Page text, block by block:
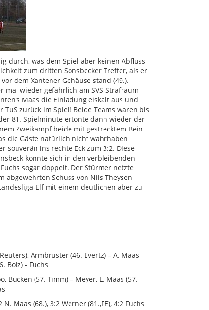
durch, was dem Spiel aber keinen Abfluss
zum dritten Sonsbecker Treffer, als er
dem Xantener Gehäuse stand (49.).
wieder gefährlich am SVS-Strafraum
Maas die Einladung eiskalt aus und
zurück im Spiel! Beide Teams waren bis
81. Spielminute ertönte dann wieder der
Zweikampf beide mit gestrecktem Bein
die Gäste natürlich nicht wahrhaben
souverän ins rechte Eck zum 3:2. Diese
konnte sich in den verbleibenden
sogar doppelt. Der Stürmer netzte
abgewehrten Schuss von Nils Theysen
Elf mit einem deutlichen aber zu
Armbrüster (46. Evertz) – A. Maas
Bolz) - Fuchs
Bücken (57. Timm) – Meyer, L. Maas (57.
Maas (68.), 3:2 Werner (81.,FE), 4:2 Fuchs